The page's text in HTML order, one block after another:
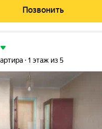
2-комнатную квартиру
очень
Позвонить
1 этаж из 5